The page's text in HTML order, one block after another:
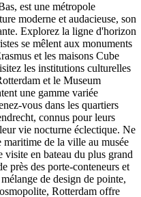
est une métropole
moderne et audacieuse, son
Explorez la ligne d'horizon
se mêlent aux monuments
et les maisons Cube
les institutions culturelles
et le Museum
une gamme variée
vous dans les quartiers
connus pour leurs
vie nocturne éclectique. Ne
de la ville au musée
en bateau du plus grand
près des porte-conteneurs et
de design de pointe,
Rotterdam offre